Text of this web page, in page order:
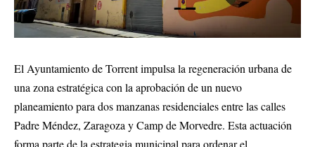
El Ayuntamiento de Torrent impulsa la regeneración urbana de
una zona estratégica con la aprobación de un nuevo
planeamiento para dos manzanas residenciales entre las calles
Padre Méndez, Zaragoza y Camp de Morvedre. Esta actuación
forma parte de la estrategia municipal para ordenar el